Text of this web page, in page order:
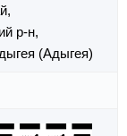
р-н,
(Адыгея)